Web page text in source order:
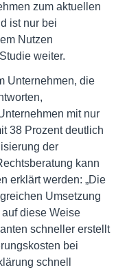
zum aktuellen
ist nur bei
Nutzen
weiter.
Unternehmen, die
mit nur
38 Prozent deutlich
der
kann
erklärt werden: „Die
Umsetzung
diese Weise
schneller erstellt
bei
schnell